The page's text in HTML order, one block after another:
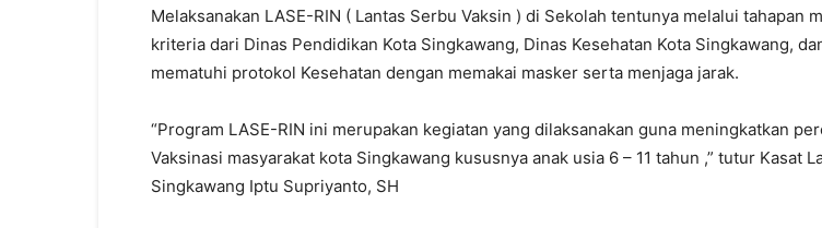
Melaksanakan LASE-RIN ( Lantas Serbu Vaksin ) di Sekolah tentunya melalui tahapan
kriteria dari Dinas Pendidikan Kota Singkawang, Dinas Kesehatan Kota Singkawang,
mematuhi protokol Kesehatan dengan memakai masker serta menjaga jarak.
“Program LASE-RIN ini merupakan kegiatan yang dilaksanakan guna meningkatkan
Vaksinasi masyarakat kota Singkawang kususnya anak usia 6 – 11 tahun ,” tutur Kasat
Singkawang Iptu Supriyanto, SH